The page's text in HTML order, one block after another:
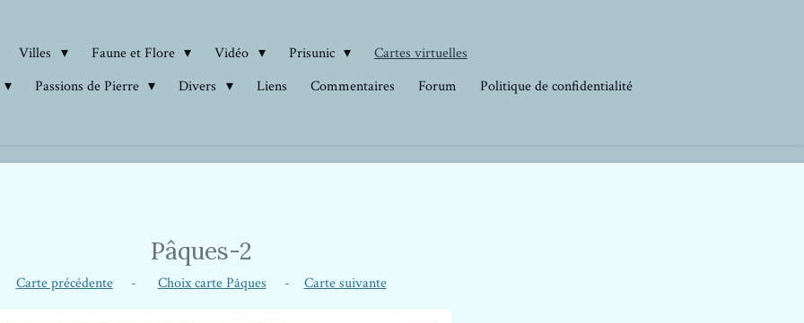
Villes Faune et Flore Vidéo Prisunic
Cartes virtuelles
Passions de Pierre Divers Liens Commentaires Forum
Politique de confidentialité
Pâques-2
Carte précédente- Choix carte Pâques - Carte suivante